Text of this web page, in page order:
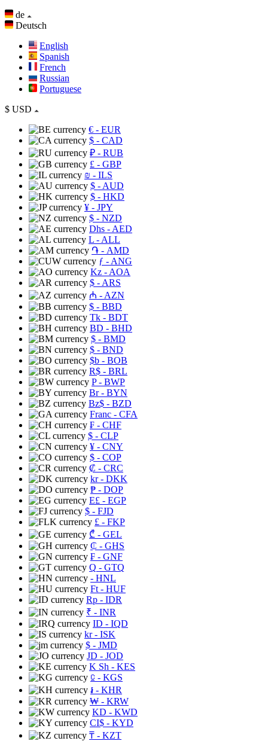
de
Deutsch
English
Spanish
French
Russian
Portuguese
$ USD
€ - EUR
$ - CAD
₽ - RUB
£ - GBP
₪ - ILS
$ - AUD
$ - HKD
¥ - JPY
$ - NZD
Dhs - AED
L - ALL
֏ - AMD
ƒ - ANG
Kz - AOA
$ - ARS
₼ - AZN
$ - BBD
Tk - BDT
BD - BHD
$ - BMD
$ - BND
$b - BOB
R$ - BRL
P- BWP
Br- BYN
Bz$ - BZD
Franc - CFA
₣ - CHF
$ - CLP
¥ - CNY
$ - COP
₡ - CRC
kr- DKK
₱ - DOP
E£ - EGP
$ - FJD
£ - FKP
₾ - GEL
₵ - GHS
₣ - GNF
Q - GTQ
- HNL
Ft - HUF
Rp - IDR
₹ - INR
ID - IQD
kr- ISK
$ - JMD
JD - JOD
K Sh - KES
⃀ - KGS
៛ - KHR
₩ - KRW
KD - KWD
CI$ - KYD
₸ - KZT